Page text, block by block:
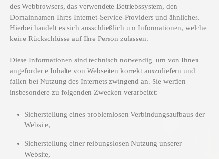
des Webbrowsers, das verwendete Betriebssystem, den
Domainnamen Ihres Internet-Service-Providers und ähnliches.
Hierbei handelt es sich ausschließlich um Informationen, welche
keine Rückschlüsse auf Ihre Person zulassen.
Diese Informationen sind technisch notwendig, um von Ihnen
angeforderte Inhalte von Webseiten korrekt auszuliefern und
fallen bei Nutzung des Internets zwingend an. Sie werden
insbesondere zu folgenden Zwecken verarbeitet:
Sicherstellung eines problemlosen Verbindungsaufbaus der
Website,
Sicherstellung einer reibungslosen Nutzung unserer
Website,